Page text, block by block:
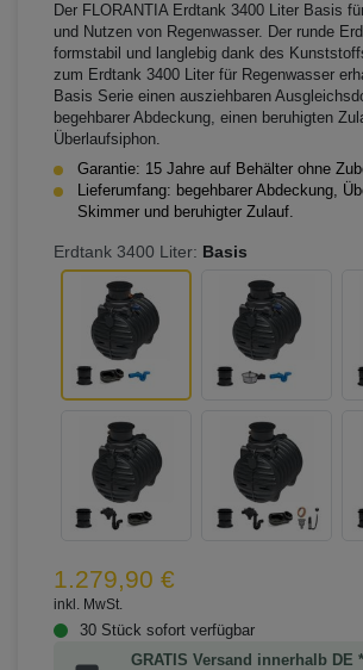
Der FLORANTIA Erdtank 3400 Liter Basis
und Nutzen von Regenwasser. Der runde
formstabil und langlebig dank des
zum Erdtank 3400 Liter für Regenwasser
Basis Serie einen ausziehbaren
begehbarer Abdeckung, einen beruhigten
Überlaufsiphon.
Garantie: 15 Jahre auf Behälter ohne
Lieferumfang: begehbarer Abdeckung,
Skimmer und beruhigter Zulauf.
Erdtank 3400 Liter: Basis
1.279,90 €
inkl. MwSt.
30 Stück sofort verfügbar
GRATIS Versand innerhalb DE